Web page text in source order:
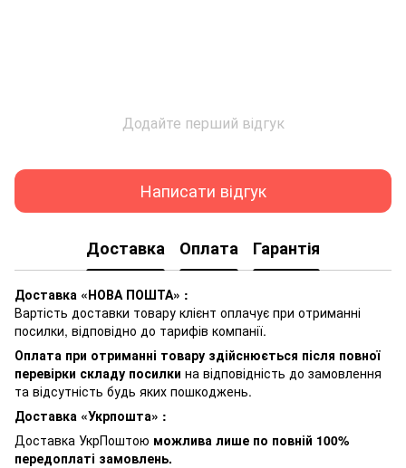
Додайте перший відгук
Написати відгук
Доставка Оплата Гарантія
Доставка «НОВА ПОШТА» :
Вартість доставки товару клієнт оплачує при отриманні
посилки, відповідно до тарифів компанії.
Оплата при отриманні товару здійснюється після повної
перевірки складу посилки на відповідність до замовлення
та відсутність будь яких пошкоджень.
Доставка «Укрпошта» :
Доставка УкрПоштою можлива лише по повній 100%
передоплаті замовлень.